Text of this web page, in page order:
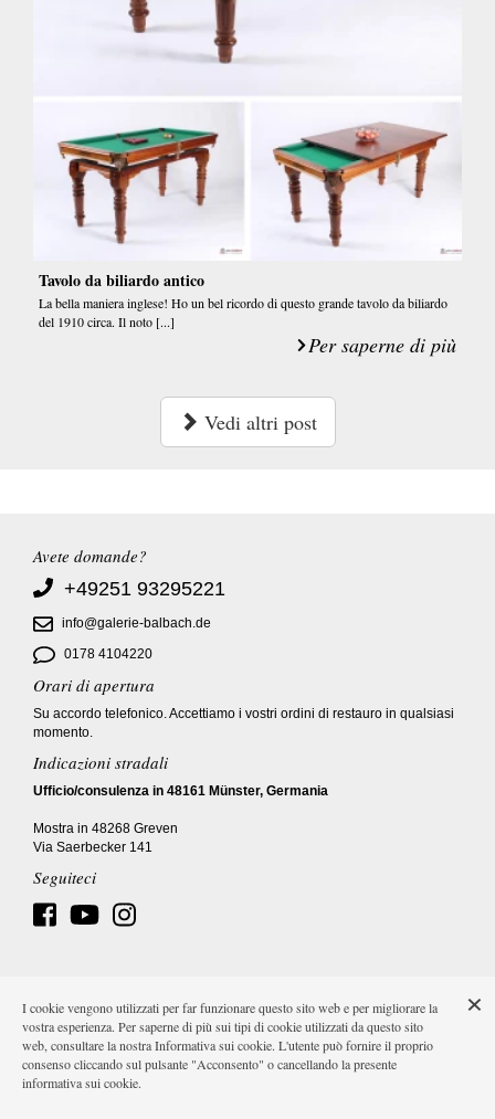
Tavolo da biliardo antico
La bella maniera inglese! Ho un bel ricordo di questo grande tavolo da biliardo
del 1910 circa. Il noto [...]
Per saperne di più
Vedi altri post
Avete domande?
+49251 93295221
info@galerie-balbach.de
0178 4104220
Orari di apertura
Su accordo telefonico. Accettiamo i vostri ordini di restauro in qualsiasi
momento.
Indicazioni stradali
Ufficio/consulenza in 48161 Münster, Germania
Mostra in 48268 Greven
Via Saerbecker 141
Seguiteci
Impronta AGB Protezione dei dati Costi di spedizione
I cookie vengono utilizzati per far funzionare questo sito web e per migliorare la
vostra esperienza. Per saperne di più sui tipi di cookie utilizzati da questo sito
web, consultare la nostra Informativa sui cookie. L'utente può fornire il proprio
consenso cliccando sul pulsante "Acconsento" o cancellando la presente
informativa sui cookie.